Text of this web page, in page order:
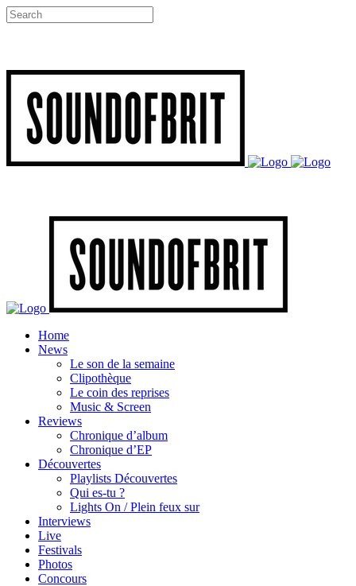
Home
News
Le son de la semaine
Clipothèque
Le coin des reprises
Music & Screen
Reviews
Chronique d’album
Chronique d’EP
Découvertes
Playlists Découvertes
Qui es-tu ?
Lights On / Plein feux sur
Interviews
Live
Festivals
Photos
Concours